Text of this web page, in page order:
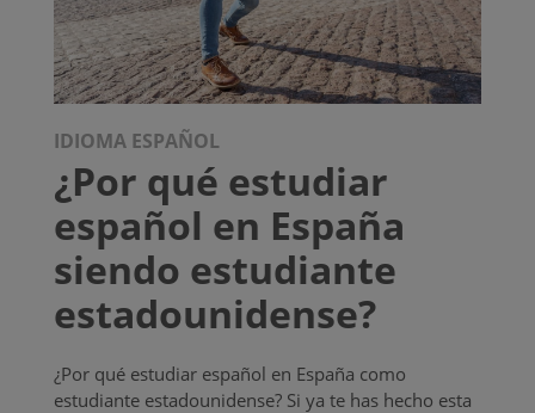
IDIOMA ESPAÑOL
¿Por qué estudiar
español en España
siendo estudiante
estadounidense?
¿Por qué estudiar español en España como
estudiante estadounidense? Si ya te has hecho esta